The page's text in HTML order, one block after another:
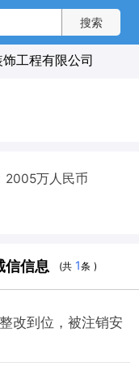
工程有限公司
2005万人民币
信信息 (共 1条 )
改到位，被注销安